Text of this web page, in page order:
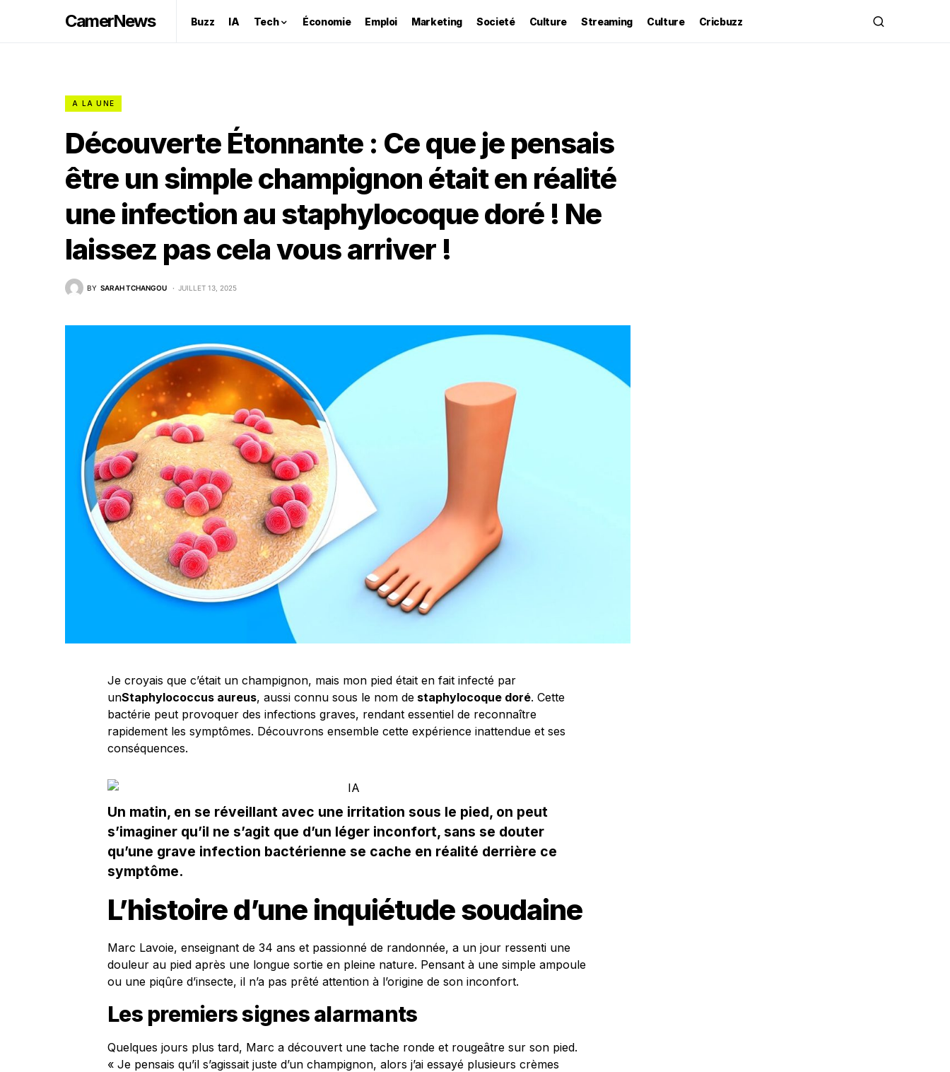
CamerNews Buzz IA Tech Économie Emploi Marketing Societé Culture Streaming Culture Cricbuzz
A LA UNE
Découverte Étonnante : Ce que je pensais
être un simple champignon était en réalité
une infection au staphylocoque doré ! Ne
laissez pas cela vous arriver !
BY SARAH TCHANGOU JUILLET 13, 2025
Je croyais que c’était un champignon, mais mon pied était en fait infecté par
unStaphylococcus aureus, aussi connu sous le nom de staphylocoque doré. Cette
bactérie peut provoquer des infections graves, rendant essentiel de reconnaître
rapidement les symptômes. Découvrons ensemble cette expérience inattendue et ses
conséquences.
Un matin, en se réveillant avec une irritation sous le pied, on peut
s’imaginer qu’il ne s’agit que d’un léger inconfort, sans se douter
qu’une grave infection bactérienne se cache en réalité derrière ce
symptôme.
L’histoire d’une inquiétude soudaine
Marc Lavoie, enseignant de 34 ans et passionné de randonnée, a un jour ressenti une
douleur au pied après une longue sortie en pleine nature. Pensant à une simple ampoule
ou une piqûre d’insecte, il n’a pas prêté attention à l’origine de son inconfort.
Les premiers signes alarmants
Quelques jours plus tard, Marc a découvert une tache ronde et rougeâtre sur son pied.
« Je pensais qu’il s’agissait juste d’un champignon, alors j’ai essayé plusieurs crèmes